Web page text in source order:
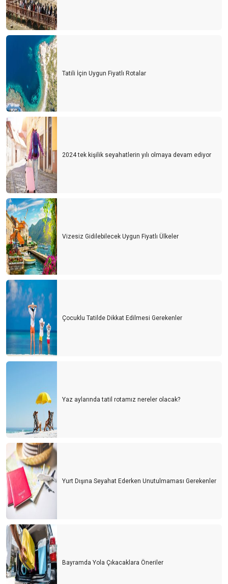
Tatili İçin Uygun Fiyatlı Rotalar
2024 tek kişilik seyahatlerin yılı olmaya devam ediyor
Vizesiz Gidilebilecek Uygun Fiyatlı Ülkeler
Çocuklu Tatilde Dikkat Edilmesi Gerekenler
Yaz aylarında tatil rotamız nereler olacak?
Yurt Dışına Seyahat Ederken Unutulmaması Gerekenler
Bayramda Yola Çıkacaklara Öneriler